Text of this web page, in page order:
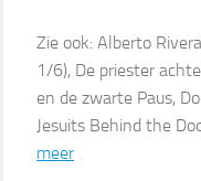
Zie ook: Alberto
1/6), De priester
en de zwarte Paus,
Jesuits Behind the
meer